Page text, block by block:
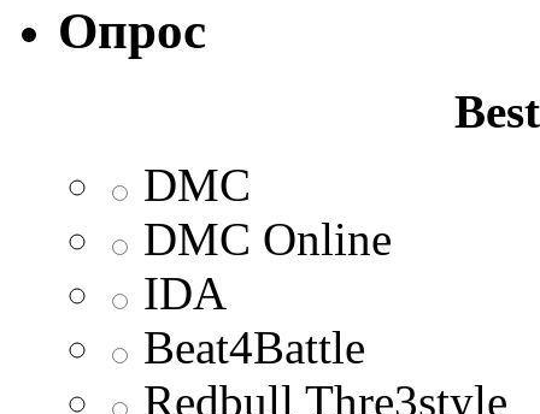
Опрос
DMC
DMC Online
IDA
Beat4Battle
Redbull Thre3style